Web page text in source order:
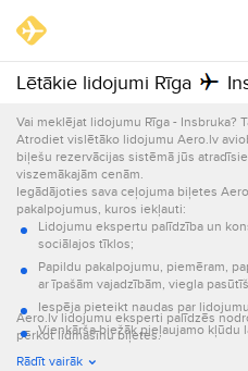
Lētākie lidojumi Rīga
Vai meklējat lidojumu Rīga - Insbruka?
Atrodiet vislētāko lidojumu Aero.lv
biļešu rezervācijas sistēmā jūs
viszemākajām cenām.
Iegādājoties sava ceļojuma biļetes
pakalpojumus, kuros iekļauti:
Lidojumu ekspertu palīdzība un
sociālajos tīklos;
Papildu pakalpojumu, piemēram,
ar īpašām vajadzībām, viegla
Iespēja pieteikt naudas par
Vienkārša biežāk pieļaujamo kļūdu
Informācijas par lidojumu
Aero.lv lidojumu eksperti palīdzēs
pērkot lidmašīnu biļetes.
Rādīt vairāk